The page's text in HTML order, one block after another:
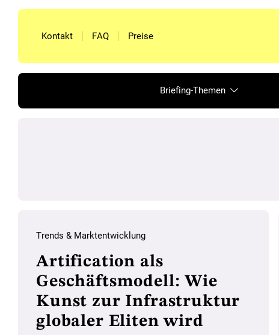
Kontakt FAQ Preise
Briefing-Themen
Trends & Marktentwicklung
Artification als
Geschäftsmodell: Wie
Kunst zur Infrastruktur
globaler Eliten wird